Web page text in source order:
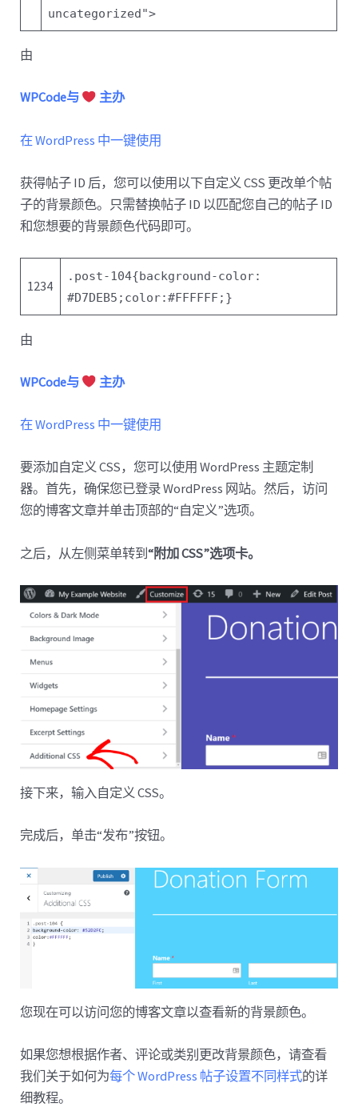
uncategorized">
由
WPCode与 主办
在 WordPress 中一键使用
获得帖子 ID 后，您可以使用以下自定义 CSS 更改单个帖
子的背景颜色。只需替换帖子 ID 以匹配您自己的帖子 ID
和您想要的背景颜色代码即可。
1234
.post-104{background-color:
#D7DEB5 ; color:#FFFFFF; }
由
WPCode与 主办
在 WordPress 中一键使用
要添加自定义 CSS，您可以使用 WordPress 主题定制
器。首先，确保您已登录 WordPress 网站。然后，访问
您的博客文章并单击顶部的“自定义”选项。
之后，从左侧菜单转到“附加 CSS”选项卡。
接下来，输入自定义 CSS。
完成后，单击“发布”按钮。
您现在可以访问您的博客文章以查看新的背景颜色。
如果您想根据作者、评论或类别更改背景颜色，请查看
我们关于如何为每个 WordPress 帖子设置不同样式的详
细教程。